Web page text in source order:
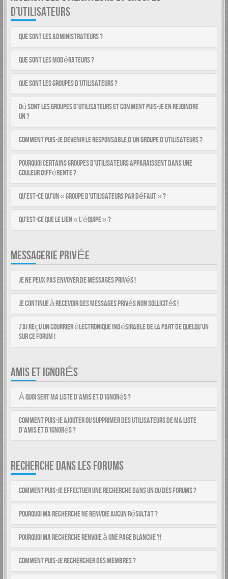
D’UTILISATEURS
Que sont les administrateurs ?
Que sont les modérateurs ?
Que sont les groupes d’utilisateurs ?
Où sont les groupes d’utilisateurs et comment puis-je en rejoindre
un ?
Comment puis-je devenir le responsable d’un groupe d’utilisateurs ?
Pourquoi certains groupes d’utilisateurs apparaissent dans une
couleur différente ?
Qu’est-ce qu’un « groupe d’utilisateurs par défaut » ?
Qu’est-ce que le lien « L’équipe » ?
MESSAGERIE PRIVÉE
Je ne peux pas envoyer de messages privés !
Je continue à recevoir des messages privés non sollicités !
J’ai reçu un courrier électronique indésirable de la part de quelqu’un
sur ce forum !
AMIS ET IGNORÉS
À quoi sert ma liste d’amis et d’ignorés ?
Comment puis-je ajouter ou supprimer des utilisateurs de ma liste
d’amis et d’ignorés ?
RECHERCHE DANS LES FORUMS
Comment puis-je effectuer une recherche dans un ou des forums ?
Pourquoi ma recherche ne renvoie aucun résultat ?
Pourquoi ma recherche renvoie à une page blanche ?!
Comment puis-je rechercher des membres ?